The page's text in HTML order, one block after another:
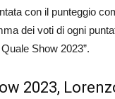
con il punteggio
dei voti di ogni
Show 2023”.
2023,